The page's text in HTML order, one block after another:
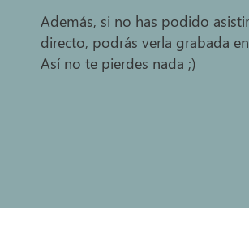
Además, si no has podido
directo, podrás verla grabada
Así no te pierdes nada ;)